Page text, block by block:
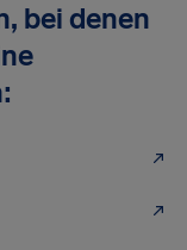
bei denen